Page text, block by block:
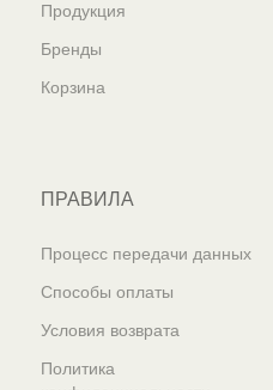
Продукция
Бренды
Корзина
ПРАВИЛА
Процесс передачи данных
Способы оплаты
Условия возврата
Политика